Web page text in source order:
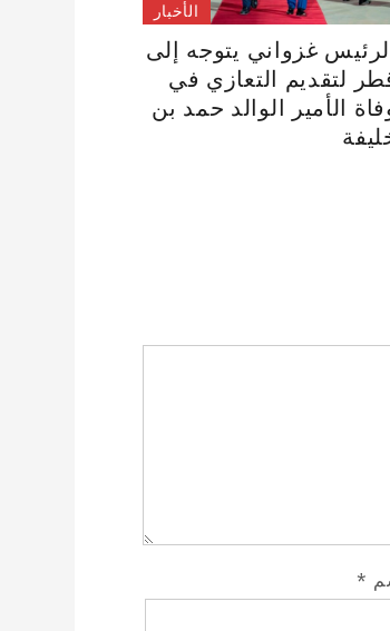
الأخبار
الرئيس غزواني يتوجه إلى
لتقديم التعازي في
الأمير الوالد حمد بن
*